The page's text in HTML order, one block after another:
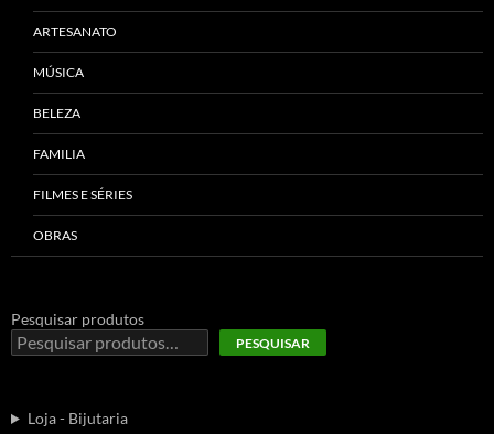
ARTESANATO
MÚSICA
BELEZA
FAMILIA
FILMES E SÉRIES
OBRAS
Pesquisar produtos
PESQUISAR
Loja - Bijutaria